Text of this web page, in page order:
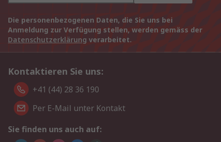
Die personenbezogenen Daten, die Sie uns bei
Anmeldung zur Verfügung stellen, werden gemäss der
Datenschutzerklärung verarbeitet.
Kontaktieren Sie uns:
+41 (44) 28 36 190
Per E-Mail unter Kontakt
Sie finden uns auch auf: